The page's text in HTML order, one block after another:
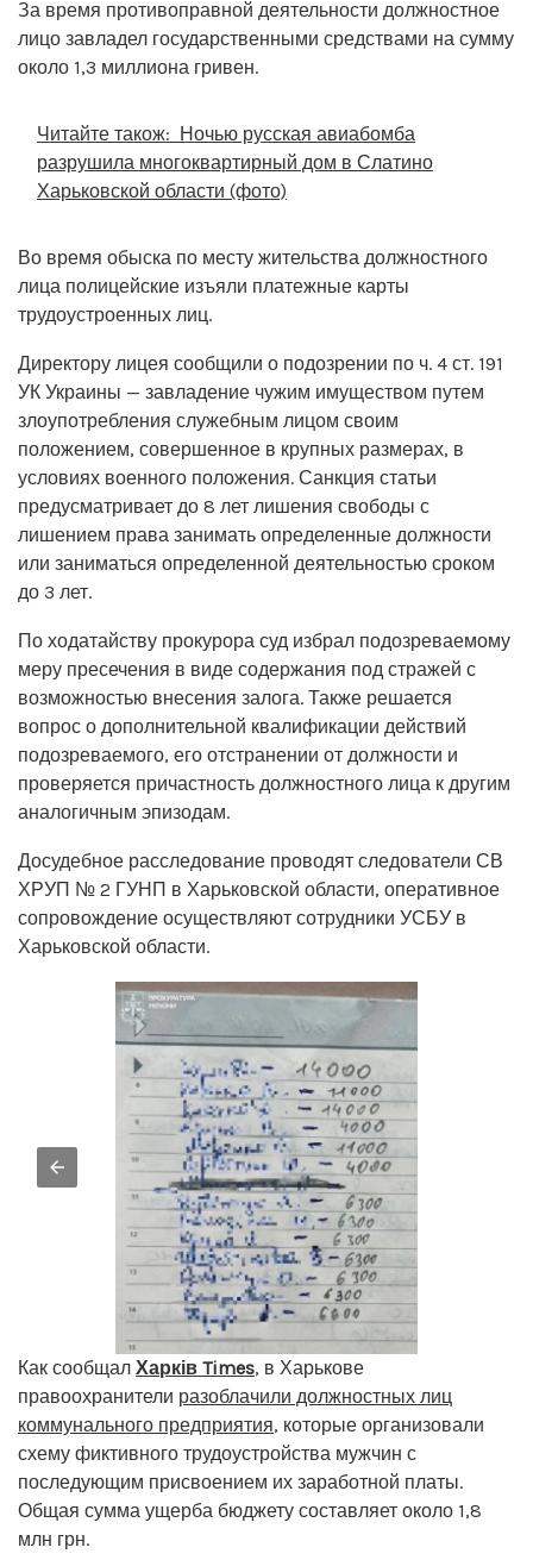
За время противоправной деятельности должностное
лицо завладел государственными средствами на сумму
около 1,3 миллиона гривен.
Читайте також: Ночью русская авиабомба
разрушила многоквартирный дом в Слатино
Харьковской области (фото)
Во время обыска по месту жительства должностного
лица полицейские изъяли платежные карты
трудоустроенных лиц.
Директору лицея сообщили о подозрении по ч. 4 ст. 191
УК Украины — завладение чужим имуществом путем
злоупотребления служебным лицом своим
положением, совершенное в крупных размерах, в
условиях военного положения. Санкция статьи
предусматривает до 8 лет лишения свободы с
лишением права занимать определенные должности
или заниматься определенной деятельностью сроком
до 3 лет.
По ходатайству прокурора суд избрал подозреваемому
меру пресечения в виде содержания под стражей с
возможностью внесения залога. Также решается
вопрос о дополнительной квалификации действий
подозреваемого, его отстранении от должности и
проверяется причастность должностного лица к другим
аналогичным эпизодам.
Досудебное расследование проводят следователи СВ
ХРУП № 2 ГУНП в Харьковской области, оперативное
сопровождение осуществляют сотрудники УСБУ в
Харьковской области.
Как сообщал Харків Times, в Харькове
правоохранители разоблачили должностных лиц
коммунального предприятия, которые организовали
схему фиктивного трудоустройства мужчин с
последующим присвоением их заработной платы.
Общая сумма ущерба бюджету составляет около 1,8
млн грн.